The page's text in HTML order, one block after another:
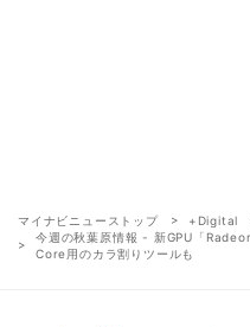
マイナビニューストップ +Digital
今週の秋葉原情報 - 新GPU「
Core用のカラ割りツールも